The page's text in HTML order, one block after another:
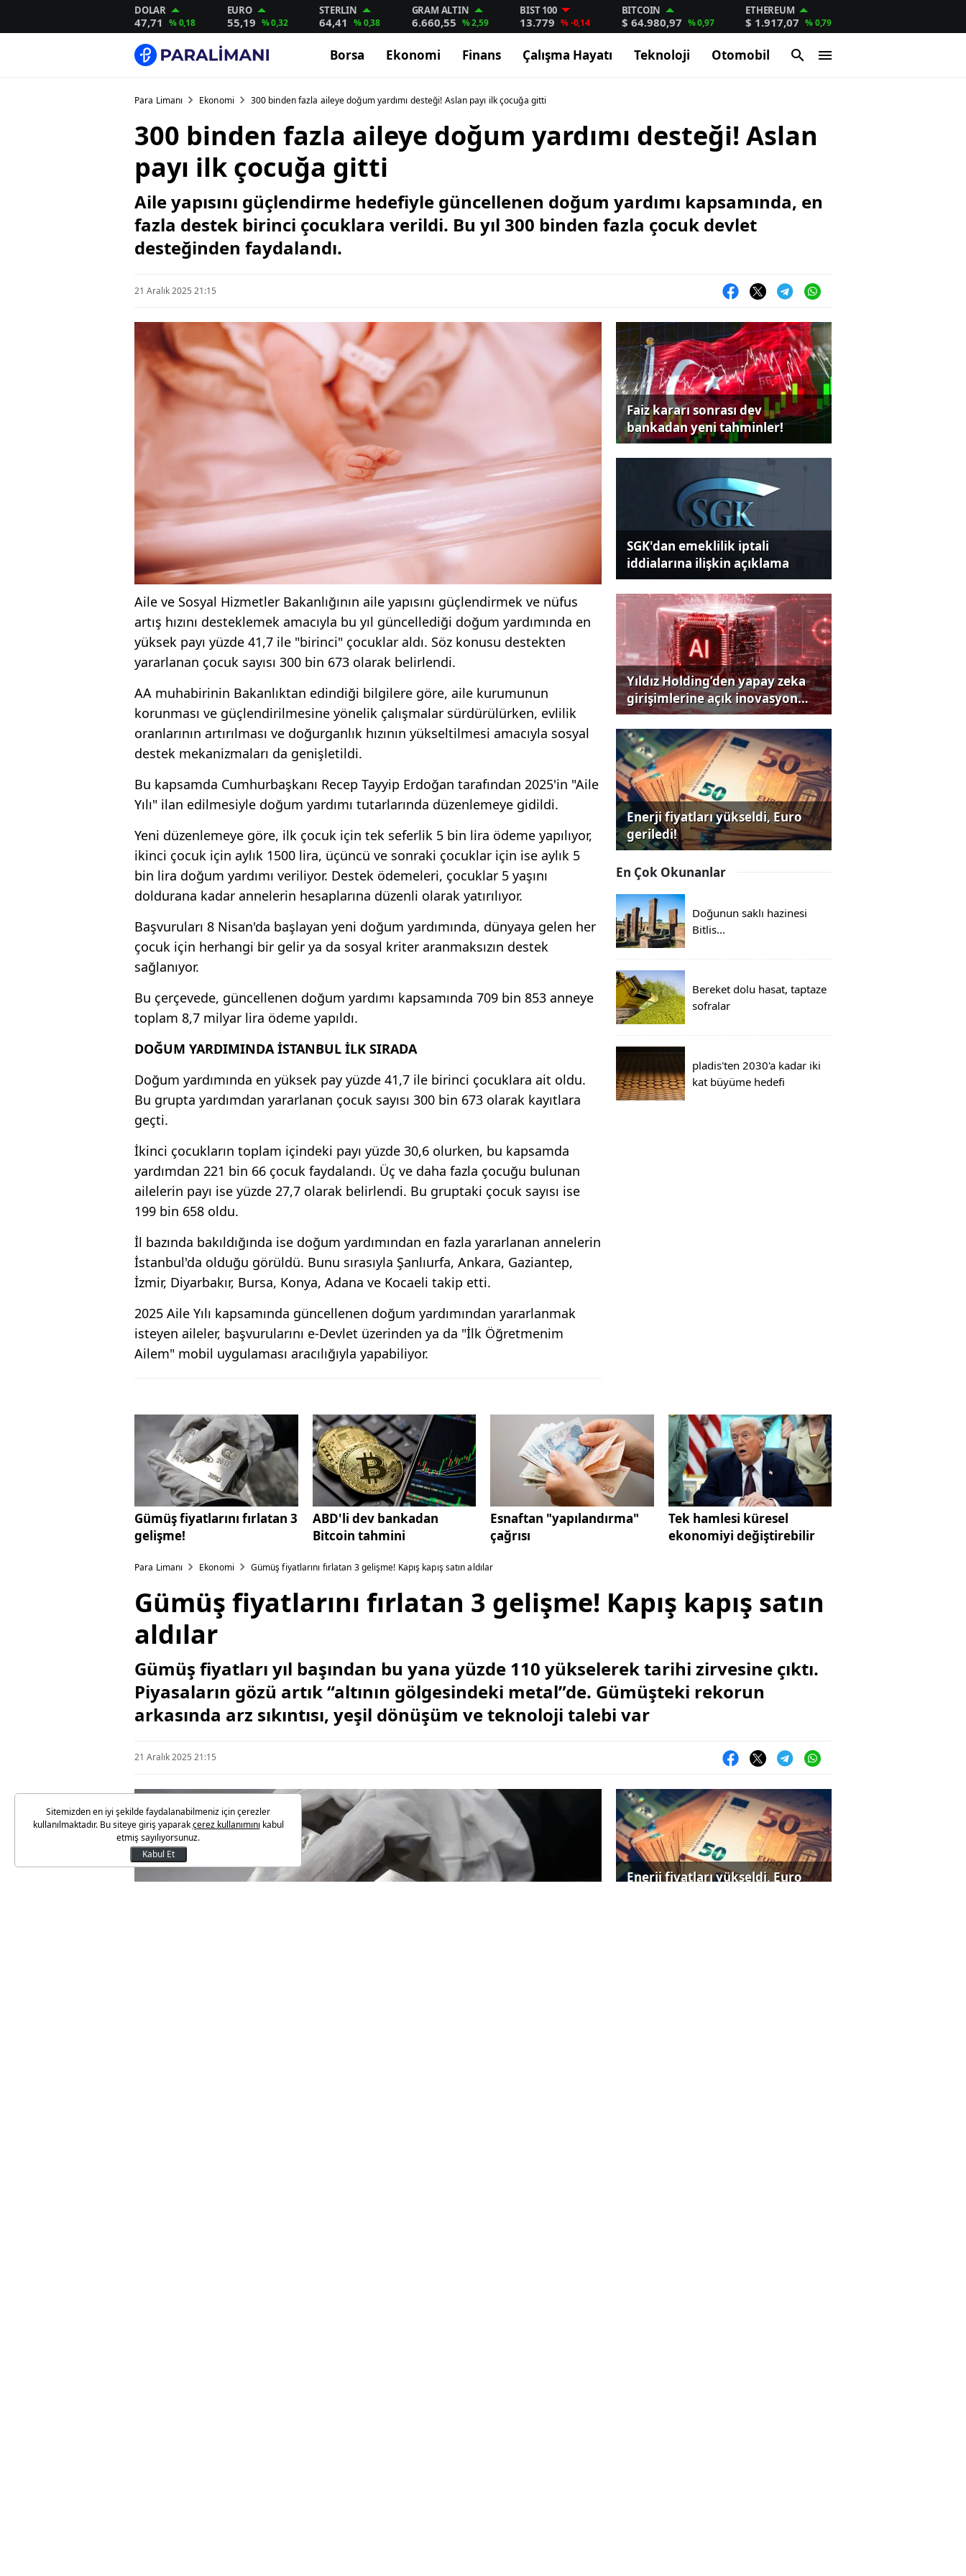
DOLAR
47,71 % 0,18
EURO
55,19 % 0,32
STERLIN
64,41 % 0,38
GRAM ALTIN
6.660,55 % 2,59
BIST 100
13.779 % -0,14
BITCOIN
$ 64.980,97 % 0,97
ETHEREUM
$ 1.917,07 % 0,79
Borsa Ekonomi Finans Çalışma Hayatı Teknoloji Otomobil
Para Limanı Ekonomi 300 binden fazla aileye doğum yardımı desteği! Aslan payı ilk çocuğa gitti
300 binden fazla aileye doğum yardımı desteği! Aslan
payı ilk çocuğa gitti
Aile yapısını güçlendirme hedefiyle güncellenen doğum yardımı kapsamında, en
fazla destek birinci çocuklara verildi. Bu yıl 300 binden fazla çocuk devlet
desteğinden faydalandı.
21 Aralık 2025 21:15
Aile ve Sosyal Hizmetler Bakanlığının aile yapısını güçlendirmek ve nüfus
artış hızını desteklemek amacıyla bu yıl güncellediği doğum yardımında en
yüksek payı yüzde 41,7 ile "birinci" çocuklar aldı. Söz konusu destekten
yararlanan çocuk sayısı 300 bin 673 olarak belirlendi.
AA muhabirinin Bakanlıktan edindiği bilgilere göre, aile kurumunun
korunması ve güçlendirilmesine yönelik çalışmalar sürdürülürken, evlilik
oranlarının artırılması ve doğurganlık hızının yükseltilmesi amacıyla sosyal
destek mekanizmaları da genişletildi.
Bu kapsamda Cumhurbaşkanı Recep Tayyip Erdoğan tarafından 2025'in "Aile
Yılı" ilan edilmesiyle doğum yardımı tutarlarında düzenlemeye gidildi.
Yeni düzenlemeye göre, ilk çocuk için tek seferlik 5 bin lira ödeme yapılıyor,
ikinci çocuk için aylık 1500 lira, üçüncü ve sonraki çocuklar için ise aylık 5
bin lira doğum yardımı veriliyor. Destek ödemeleri, çocuklar 5 yaşını
doldurana kadar annelerin hesaplarına düzenli olarak yatırılıyor.
Başvuruları 8 Nisan'da başlayan yeni doğum yardımında, dünyaya gelen her
çocuk için herhangi bir gelir ya da sosyal kriter aranmaksızın destek
sağlanıyor.
Bu çerçevede, güncellenen doğum yardımı kapsamında 709 bin 853 anneye
toplam 8,7 milyar lira ödeme yapıldı.
DOĞUM YARDIMINDA İSTANBUL İLK SIRADA
Doğum yardımında en yüksek pay yüzde 41,7 ile birinci çocuklara ait oldu.
Bu grupta yardımdan yararlanan çocuk sayısı 300 bin 673 olarak kayıtlara
geçti.
İkinci çocukların toplam içindeki payı yüzde 30,6 olurken, bu kapsamda
yardımdan 221 bin 66 çocuk faydalandı. Üç ve daha fazla çocuğu bulunan
ailelerin payı ise yüzde 27,7 olarak belirlendi. Bu gruptaki çocuk sayısı ise
199 bin 658 oldu.
İl bazında bakıldığında ise doğum yardımından en fazla yararlanan annelerin
İstanbul'da olduğu görüldü. Bunu sırasıyla Şanlıurfa, Ankara, Gaziantep,
İzmir, Diyarbakır, Bursa, Konya, Adana ve Kocaeli takip etti.
2025 Aile Yılı kapsamında güncellenen doğum yardımından yararlanmak
isteyen aileler, başvurularını e-Devlet üzerinden ya da "İlk Öğretmenim
Ailem" mobil uygulaması aracılığıyla yapabiliyor.
Faiz kararı sonrası dev
bankadan yeni tahminler!
SGK'dan emeklilik iptali
iddialarına ilişkin açıklama
Yıldız Holding’den yapay zeka
girişimlerine açık inovasyon
çağrısı
Enerji fiyatları yükseldi, Euro
geriledi!
En Çok Okunanlar
Doğunun saklı hazinesi
Bitlis...
Bereket dolu hasat, taptaze
sofralar
pladis'ten 2030'a kadar iki
kat büyüme hedefi
Gümüş fiyatlarını fırlatan 3
gelişme!
ABD'li dev bankadan
Bitcoin tahmini
Esnaftan "yapılandırma"
çağrısı
Tek hamlesi küresel
ekonomiyi değiştirebilir
Para Limanı Ekonomi Gümüş fiyatlarını fırlatan 3 gelişme! Kapış kapış satın aldılar
Gümüş fiyatlarını fırlatan 3 gelişme! Kapış kapış satın
aldılar
Gümüş fiyatları yıl başından bu yana yüzde 110 yükselerek tarihi zirvesine çıktı.
Piyasaların gözü artık “altının gölgesindeki metal”de. Gümüşteki rekorun
arkasında arz sıkıntısı, yeşil dönüşüm ve teknoloji talebi var
21 Aralık 2025 21:15
Enerji fiyatları yükseldi, Euro
Sitemizden en iyi şekilde faydalanabilmeniz için çerezler
kullanılmaktadır. Bu siteye giriş yaparakçerez kullanımını kabul
etmiş sayılıyorsunuz.
Kabul Et